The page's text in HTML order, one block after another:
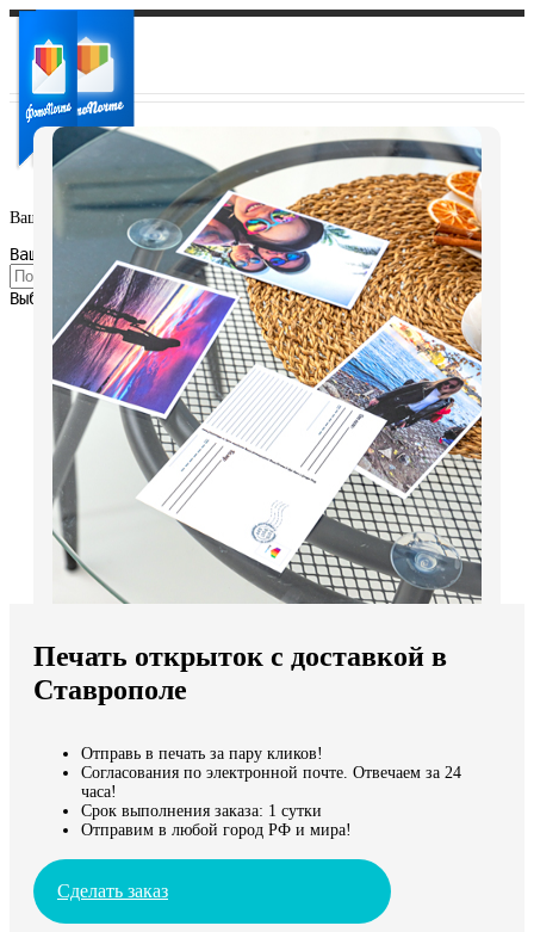
Ваш город:
Ваш регион доставки
Выберите из списка:
Мы доставляем по всему миру
Продолжить без города
Печать открыток с доставкой в
Ставрополе
Отправь в печать за пару кликов!
Согласования по электронной почте. Отвечаем за 24
часа!
Срок выполнения заказа: 1 сутки
Отправим в любой город РФ и мира!
Сделать заказ